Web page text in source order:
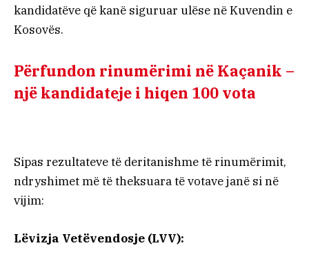
kandidatëve që kanë siguruar ulëse në Kuvendin e
Kosovës.
Përfundon rinumërimi në Kaçanik –
një kandidateje i hiqen 100 vota
Sipas rezultateve të deritanishme të rinumërimit,
ndryshimet më të theksuara të votave janë si në
vijim:
Lëvizja Vetëvendosje (LVV):